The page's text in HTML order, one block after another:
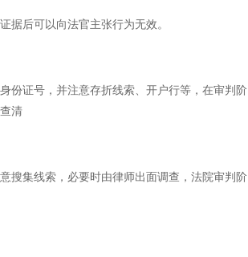
后可以向法官主张行为无效。
证号，并注意存折线索、开户行等，在审判阶
清
集线索，必要时由律师出面调查，法院审判阶